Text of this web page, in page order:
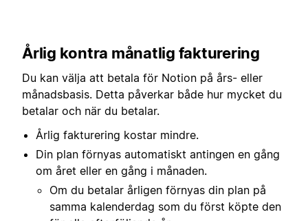
Årlig kontra månatlig fakturering
Du kan välja att betala för Notion på års- eller
månadsbasis. Detta påverkar både hur mycket du
betalar och när du betalar.
Årlig fakturering kostar mindre.
Din plan förnyas automatiskt antingen en gång
om året eller en gång i månaden.
Om du betalar årligen förnyas din plan på
samma kalenderdag som du först köpte den